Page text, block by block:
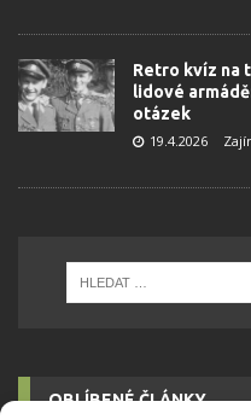
Retro kvíz na
lidové
otázek
19.4.2026
OBLÍBENÉ ČLÁNKY